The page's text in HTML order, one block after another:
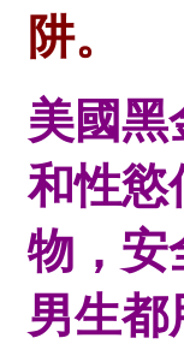
阱。
美國黑
和性慾
物，安
男生